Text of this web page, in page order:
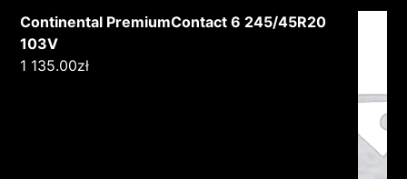
Continental PremiumContact 6 245/45R20
103V
1 135.00zł